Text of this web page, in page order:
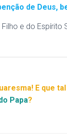
de Deus,
e do Espírito
E que
Papa?